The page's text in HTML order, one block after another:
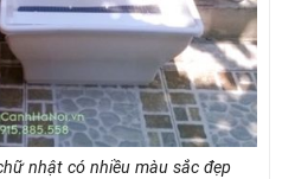
nhật có nhiều màu sắc đẹp